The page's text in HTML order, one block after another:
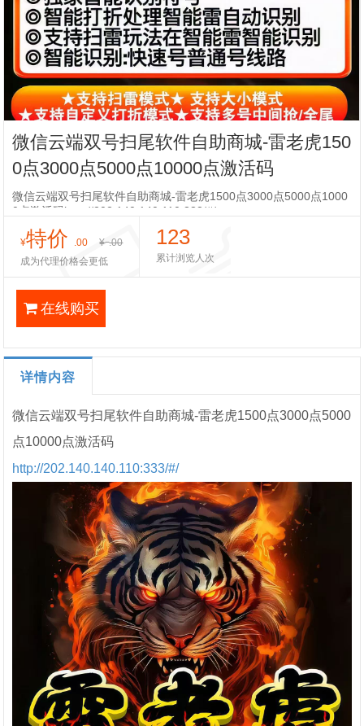
微信云端双号扫尾软件自助商城-雷老虎150
0点3000点5000点10000点激活码
微信云端双号扫尾软件自助商城-雷老虎1500点3000点5000点1000
0点激活码http://202.140.140.110:333/#/
¥特价 .00 ¥ .00
成为代理价格会更低
123
累计浏览人次
在线购买
详情内容
微信云端双号扫尾软件自助商城-雷老虎1500点3000点5000
点10000点激活码
http://202.140.140.110:333/#/